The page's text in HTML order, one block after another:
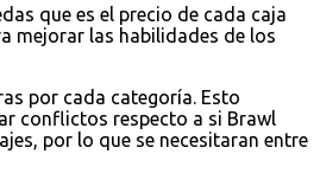
que es el precio de cada caja
mejorar las habilidades de los
por cada categoría. Esto
conflictos respecto a si Brawl
por lo que se necesitaran entre